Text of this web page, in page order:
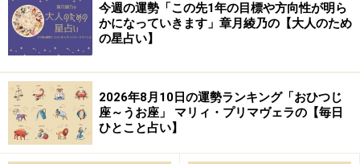
自由を愛し、何ものにも縛られない自分でいたい気持ち
が強いでしょう。今という時間の枠にさえ縛られるのを
今週の運勢「この先1年の目標や方向性が明ら
かになっていきます」章月綾乃の【大人のため
の星占い】
2026年8月10日の運勢ランキング「おひつじ
座～うお座」 マリィ・プリマヴェラの【毎日
ひとこと占い】